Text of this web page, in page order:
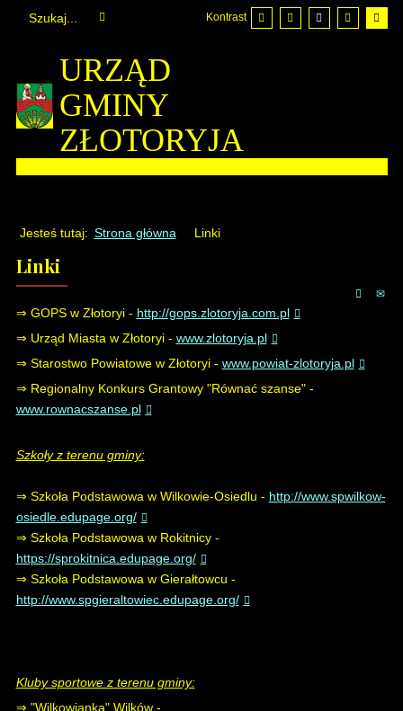
Kontrast
URZĄD
GMINY
ZŁOTORYJA
Jesteś tutaj: Strona główna Linki
Linki
⇒ GOPS w Złotoryi - http://gops.zlotoryja.com.pl
⇒ Urząd Miasta w Złotoryi - www.zlotoryja.pl
⇒ Starostwo Powiatowe w Złotoryi - www.powiat-zlotoryja.pl
⇒ Regionalny Konkurs Grantowy "Równać szanse" -
www.rownacszanse.pl
Szkoły z terenu gminy:
⇒ Szkoła Podstawowa w Wilkowie-Osiedlu - http://www.spwilkow-
osiedle.edupage.org/
⇒ Szkoła Podstawowa w Rokitnicy -
https://sprokitnica.edupage.org/
⇒ Szkoła Podstawowa w Gierałtowcu -
http://www.spgieraltowiec.edupage.org/
Kluby sportowe z terenu gminy:
⇒ "Wilkowianka" Wilków -